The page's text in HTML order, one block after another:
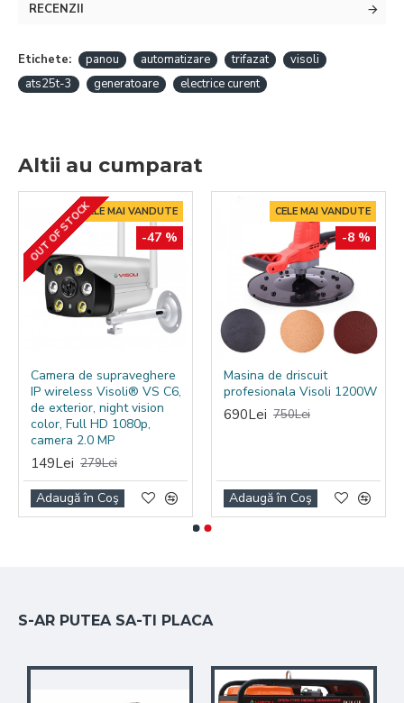
generator:
greutate 14 kg;
voltaj maxim 13.8 V;
IP 20;
RECENZII
Etichete: panou automatizare trifazat
visoli
ats25t-3
generatoare electrice curent
Altii au cumparat
CELE MAI VANDUTE
-47 %
OUT OF STOCK
Camera de supraveghere
IP wireless Visoli® VS C6,
de exterior, night vision
color, Full HD 1080p,
camera 2.0 MP
149Lei 279Lei
Adaugă în Coş
CELE MAI VANDUTE
-8 %
Masina de driscuit
profesionala Visoli 1200W
690Lei 750Lei
Adaugă în Coş
S-AR PUTEA SA-TI PLACA